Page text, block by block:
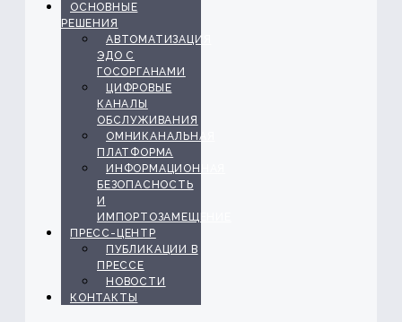
ОСНОВНЫЕ
РЕШЕНИЯ
АВТОМАТИЗАЦИЯ
ЭДО С
ГОСОРГАНАМИ
ЦИФРОВЫЕ
КАНАЛЫ
ОБСЛУЖИВАНИЯ
ОМНИКАНАЛЬНАЯ
ПЛАТФОРМА
ИНФОРМАЦИОННАЯ
БЕЗОПАСНОСТЬ
И
ИМПОРТОЗАМЕЩЕНИЕ
ПРЕСС-ЦЕНТР
ПУБЛИКАЦИИ В
ПРЕССЕ
НОВОСТИ
КОНТАКТЫ